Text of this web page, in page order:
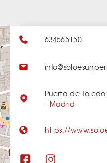
634565150
Puerta de Toledo
- Madrid
https://